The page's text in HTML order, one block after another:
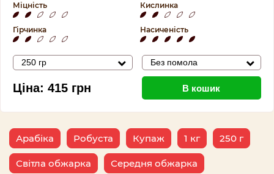
Міцність Кислинка
Гірчинка Насиченість
250 гр Без помола
Ціна: 415 грн В кошик
Арабіка Робуста Купаж 1 кг 250 г
Світла обжарка Середня обжарка